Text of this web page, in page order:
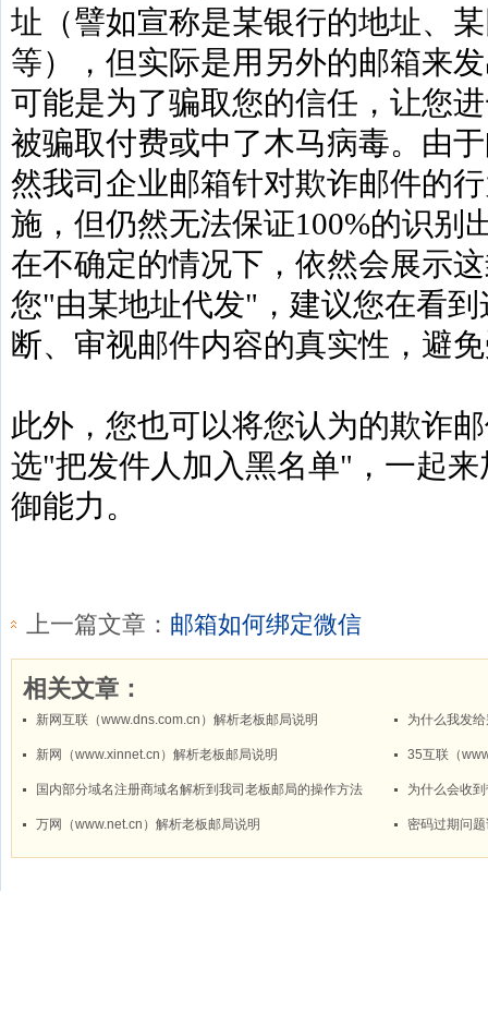
址（譬如宣称是某银行的地址、
等），但实际是用另外的邮箱来
可能是为了骗取您的信任，让您
被骗取付费或中了木马病毒。由
然我司企业邮箱针对欺诈邮件的
施，但仍然无法保证100%的识别
在不确定的情况下，依然会展示
您"由某地址代发"，建议您在看
断、审视邮件内容的真实性，避
此外，您也可以将您认为的欺诈
选"把发件人加入黑名单"，一起
御能力。
上一篇文章： 邮箱如何绑定微信
相关文章：
新网互联（www.dns.com.cn）解析老板邮局说明 为什么我发
新网（www.xinnet.cn）解析老板邮局说明 35互联（
国内部分域名注册商域名解析到我司老板邮局的操作方法 为什么会收
万网（www.net.cn）解析老板邮局说明 密码过期问